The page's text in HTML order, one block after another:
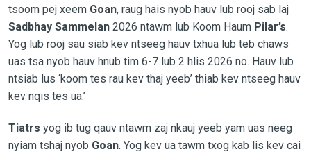
tsoom pej xeem Goan, raug hais nyob hauv lub rooj sab laj
Sadbhay Sammelan2026 ntawm lub Koom Haum Pilar’s.
Yog lub rooj sau siab kev ntseeg hauv txhua lub teb chaws
uas tsa nyob hauv hnub tim 6-7 lub 2 hlis 2026 no. Hauv lub
ntsiab lus ‘koom tes rau kev thaj yeeb’ thiab kev ntseeg hauv
kev nqis tes ua.’
Tiatrs yog ib tug qauv ntawm zaj nkauj yeeb yam uas neeg
nyiam tshaj nyob Goan. Yog kev ua tawm txog kab lis kev cai